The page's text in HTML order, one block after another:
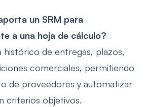
un SRM para
a una hoja de cálculo?
histórico de entregas, plazos,
comerciales, permitiendo
de proveedores y automatizar
criterios objetivos.